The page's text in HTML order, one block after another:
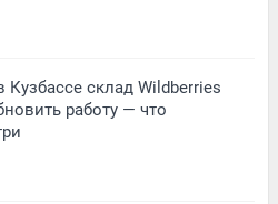
склад Wildberries
работу — что